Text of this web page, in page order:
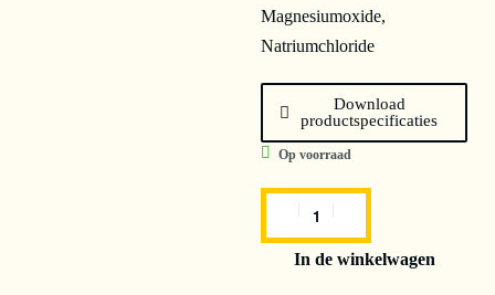
Magnesiumoxide,
Natriumchloride
Op voorraad
In de winkelwagen
Download
productspecificaties